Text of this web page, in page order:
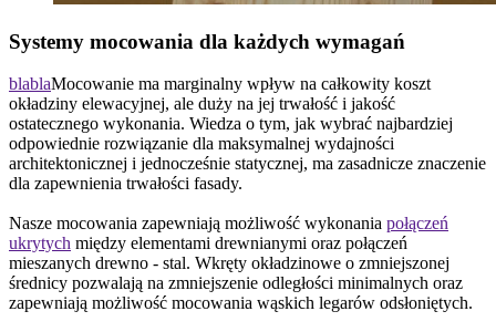
Systemy mocowania dla każdych wymagań
blablaMocowanie ma marginalny wpływ na całkowity koszt
okładziny elewacyjnej, ale duży na jej trwałość i jakość
ostatecznego wykonania. Wiedza o tym, jak wybrać najbardziej
odpowiednie rozwiązanie dla maksymalnej wydajności
architektonicznej i jednocześnie statycznej, ma zasadnicze znaczenie
dla zapewnienia trwałości fasady.
Nasze mocowania zapewniają możliwość wykonania połączeń
ukrytych między elementami drewnianymi oraz połączeń
mieszanych drewno - stal. Wkręty okładzinowe o zmniejszonej
średnicy pozwalają na zmniejszenie odległości minimalnych oraz
zapewniają możliwość mocowania wąskich legarów odsłoniętych.